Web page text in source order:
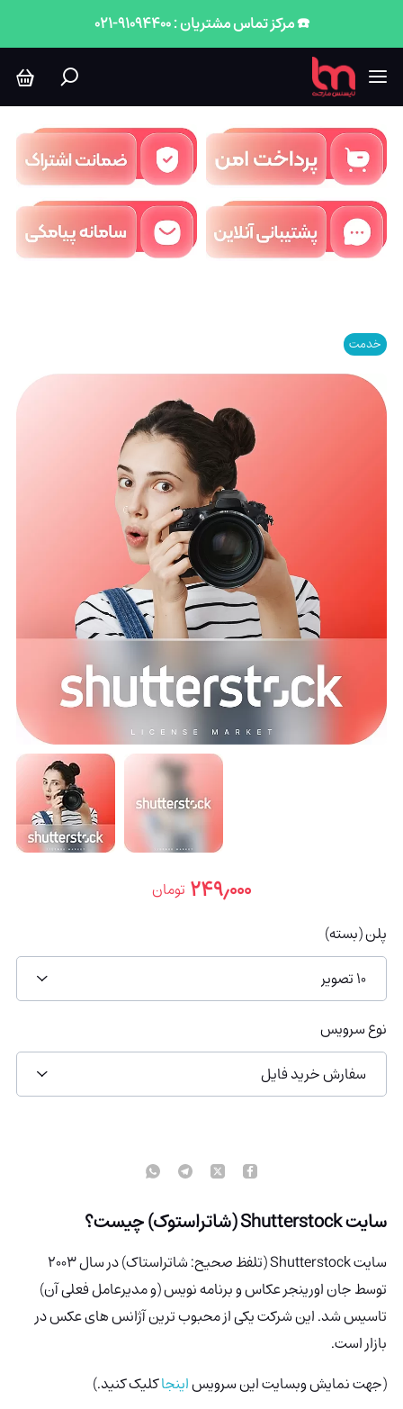
☎️ مرکز تماس مشتریان : 91094400-021
خدمت
۲۴۹٫۰۰۰ تومان
پلن (بسته)
10 تصویر
نوع سرویس
سفارش خرید فایل
سایت Shutterstock (شاتراستوک) چیست؟
سایت Shutterstock
(تلفظ صحیح: شاتراستاک) در سال 2003
توسط جان اورینجر عکاس و برنامه نویس (و مدیرعامل فعلی آن)
تاسیس شد. این شرکت یکی از محبوب ترین آژانس های عکس در
بازار است.
(جهت نمایش وبسایت این سرویساینجاکلیک کنید.)